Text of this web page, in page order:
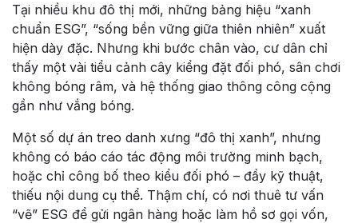
Tại nhiều khu đô thị mới, những bảng hiệu “xanh
chuẩn ESG”, “sống bền vững giữa thiên nhiên” xuất
hiện dày đặc. Nhưng khi bước chân vào, cư dân chỉ
thấy một vài tiểu cảnh cây kiểng đặt đối phó, sân chơi
không bóng râm, và hệ thống giao thông công cộng
gần như vắng bóng.
Một số dự án treo danh xưng “đô thị xanh”, nhưng
không có báo cáo tác động môi trường minh bạch,
hoặc chỉ công bố theo kiểu đối phó – đầy kỹ thuật,
thiếu nội dung cụ thể. Thậm chí, có nơi thuê tư vấn
“vẽ” ESG để gửi ngân hàng hoặc làm hồ sơ gọi vốn,